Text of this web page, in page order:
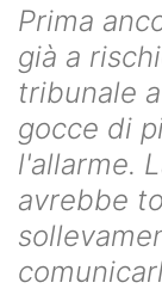
Prima
già a
tribunale
gocce di
l'allarme.
avrebbe